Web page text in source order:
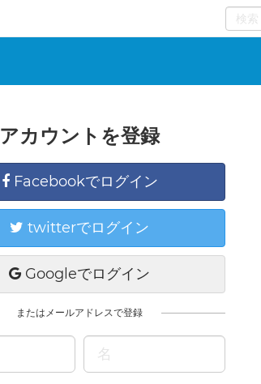
0
アカウントを登録
Facebookでログイン
twitterでログイン
Googleでログイン
またはメールアドレスで登録